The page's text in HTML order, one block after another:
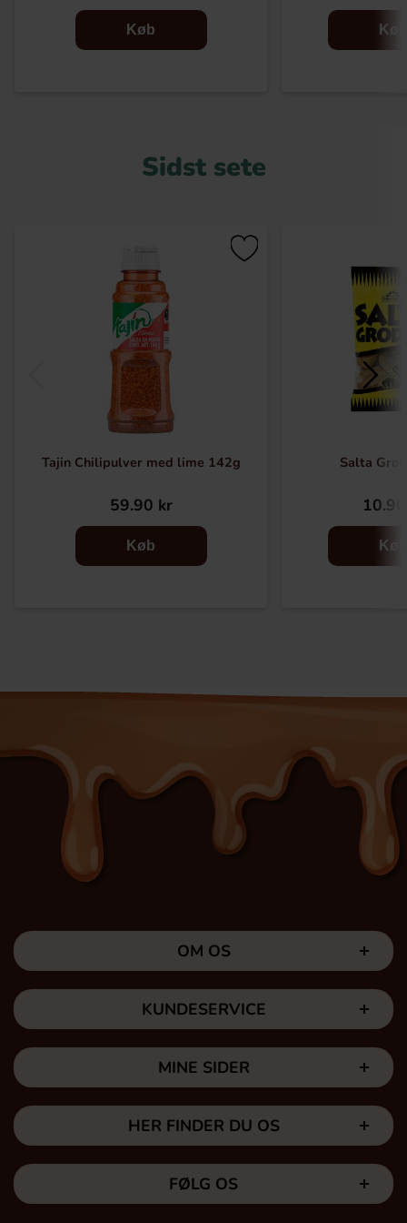
Køb Køb
Sidst sete
Tajin Chilipulver med lime 142g
59.90 kr
Køb
Salta
Køb
OM OS
KUNDESERVICE
MINE SIDER
HER FINDER DU OS
FØLG OS